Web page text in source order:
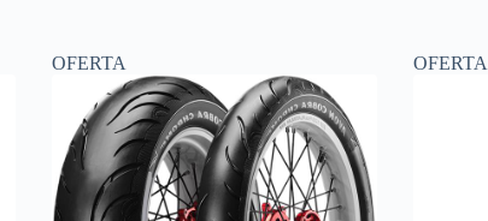
OFERTA OFERTA